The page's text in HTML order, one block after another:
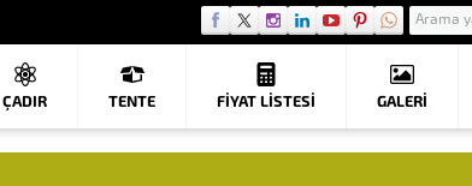
ÇADIR TENTE FIYAT LISTESI GALERİ